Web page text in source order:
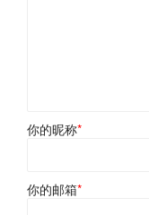
你的昵称*
你的邮箱*